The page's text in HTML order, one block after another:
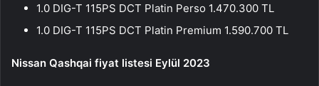
1.0 DIG-T 115PS DCT Platin Perso 1.470.300 TL
1.0 DIG-T 115PS DCT Platin Premium 1.590.700 TL
Nissan Qashqai fiyat listesi Eylül 2023